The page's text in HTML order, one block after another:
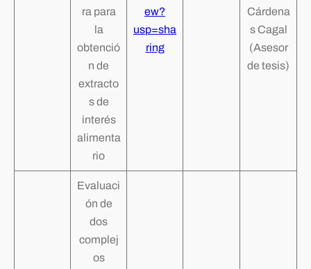
ra para
la
obtenció
n de
extracto
s de
interés
alimenta
rio
ew?
usp=sha
ring
Cárdena
s Cagal
(Asesor
de tesis)
Evaluaci
ón de
dos
complej
os